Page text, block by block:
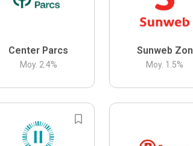
Center Parcs
Moy. 2.4%
Sunweb Zon
Moy. 1.5%